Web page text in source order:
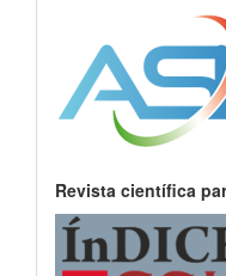
Revista científica